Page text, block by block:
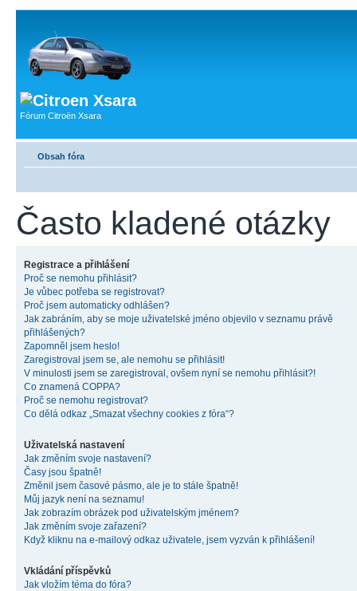
Fórum Citroën Xsara
Obsah fóra
Často kladené otázky
Registrace a přihlášení
Proč se nemohu přihlásit?
Je vůbec potřeba se registrovat?
Proč jsem automaticky odhlášen?
Jak zabráním, aby se moje uživatelské jméno objevilo v seznamu právě
přihlášených?
Zapomněl jsem heslo!
Zaregistroval jsem se, ale nemohu se přihlásit!
V minulosti jsem se zaregistroval, ovšem nyní se nemohu přihlásit?!
Co znamená COPPA?
Proč se nemohu registrovat?
Co dělá odkaz „Smazat všechny cookies z fóra“?
Uživatelská nastavení
Jak změním svoje nastavení?
Časy jsou špatně!
Změnil jsem časové pásmo, ale je to stále špatně!
Můj jazyk není na seznamu!
Jak zobrazím obrázek pod uživatelským jménem?
Jak změním svoje zařazení?
Když kliknu na e-mailový odkaz uživatele, jsem vyzván k přihlášení!
Vkládání příspěvků
Jak vložím téma do fóra?